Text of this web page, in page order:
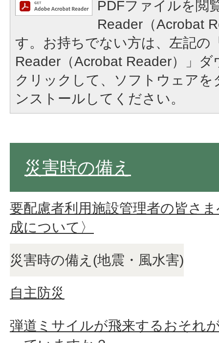
PDFファイルを閲
Reader（Acrobat
す。お持ちでない方は、左記の
Reader（Acrobat Reader）」
クリックして、ソフトウェア
ンストールしてください。
災害時の備え
要配慮者利用施設管理者の皆さ
成について〉
災害時の備え(地震・風水害)
自主防災
弾道ミサイルが飛来するおそれ